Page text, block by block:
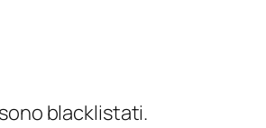
blacklistati.